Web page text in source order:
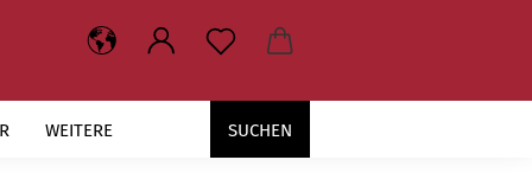
SUCHEN
WEITERE